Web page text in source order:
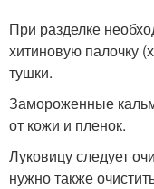
При разделке
хитиновую палочку
тушки.
Замороженные
от кожи и пленок.
Луковицу следует
нужно также